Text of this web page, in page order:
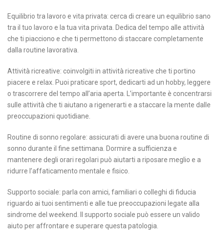
Equilibrio tra lavoro e vita privata: cerca di creare un equilibrio sano
tra il tuo lavoro e la tua vita privata. Dedica del tempo alle attività
che ti piacciono e che ti permettono di staccare completamente
dalla routine lavorativa.
Attività ricreative: coinvolgiti in attività ricreative che ti portino
piacere e relax. Puoi praticare sport, dedicarti ad un hobby, leggere
o trascorrere del tempo all’aria aperta. L’importante è concentrarsi
sulle attività che ti aiutano a rigenerarti e a staccare la mente dalle
preoccupazioni quotidiane.
Routine di sonno regolare: assicurati di avere una buona routine di
sonno durante il fine settimana. Dormire a sufficienza e
mantenere degli orari regolari può aiutarti a riposare meglio e a
ridurre l’affaticamento mentale e fisico.
Supporto sociale: parla con amici, familiari o colleghi di fiducia
riguardo ai tuoi sentimenti e alle tue preoccupazioni legate alla
sindrome del weekend. Il supporto sociale può essere un valido
aiuto per affrontare e superare questa patologia.